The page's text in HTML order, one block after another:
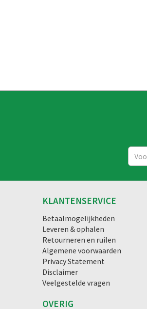
KLANTENSERVICE
Betaalmogelijkheden
Leveren & ophalen
Retourneren en ruilen
Algemene voorwaarden
Privacy Statement
Disclaimer
Veelgestelde vragen
OVERIG